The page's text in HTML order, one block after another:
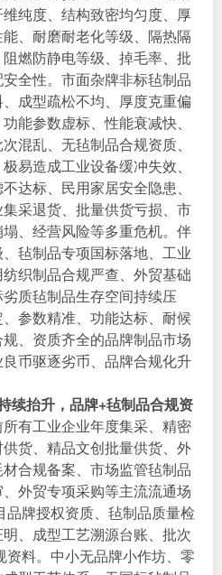
纯度、结构致密均匀度、厚
、耐磨耐老化等级、隔热隔
燃防静电等级、掉毛率、批
全性。市面杂牌非标毡制品
成型疏松不均、厚度克重偏
能参数虚标、性能衰减快、
混乱、无毡制品合规资质、
易造成工业设备缓冲失效、
达标、民用家居安全隐患、
采退货、批量供货亏损、市
、经营风险等多重危机。伴
毡制品专项国标落地、工业
织制品合规严查、外贸基础
质毡制品生存空间持续压
参数精准、功能达标、耐候
、资质齐全的品牌制品市场
币驱逐劣币、品牌合规化升
续抬升，品牌+毡制品合规资
所有工业企业年度集采、精密
货、精品文创批量供货、外
合规备案、市场监管毡制品
外贸专项采购等主流流通场
牌授权资质、毡制品质量检
、成型工艺溯源台账、批次
料。中小无品牌小作坊、零